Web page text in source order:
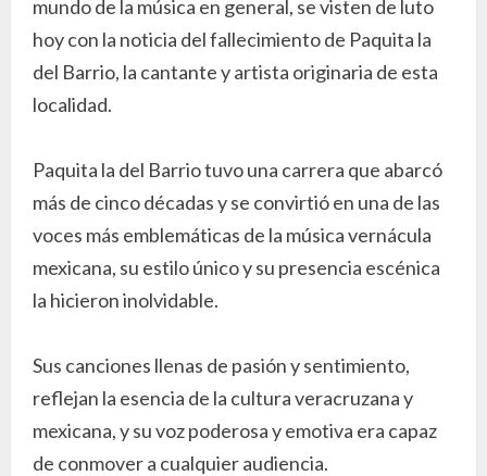
mundo de la música en general, se visten de luto
hoy con la noticia del fallecimiento de Paquita la
del Barrio, la cantante y artista originaria de esta
localidad.
Paquita la del Barrio tuvo una carrera que abarcó
más de cinco décadas y se convirtió en una de las
voces más emblemáticas de la música vernácula
mexicana, su estilo único y su presencia escénica
la hicieron inolvidable.
Sus canciones llenas de pasión y sentimiento,
reflejan la esencia de la cultura veracruzana y
mexicana, y su voz poderosa y emotiva era capaz
de conmover a cualquier audiencia.